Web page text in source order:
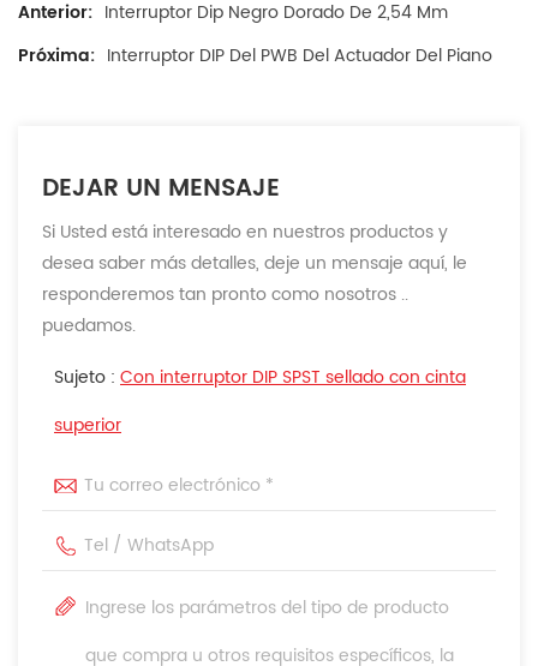
Anterior: Interruptor Dip Negro Dorado De 2,54 Mm
Próxima: Interruptor DIP Del PWB Del Actuador Del Piano
DEJAR UN MENSAJE
Si Usted está interesado en nuestros productos y
desea saber más detalles, deje un mensaje aquí, le
responderemos tan pronto como nosotros ..
puedamos.
Sujeto : Con interruptor DIP SPST sellado con cinta
superior